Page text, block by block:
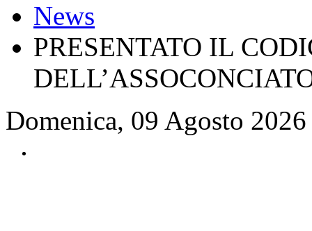
News
PRESENTATO IL
Domenica, 09 Agosto 2026